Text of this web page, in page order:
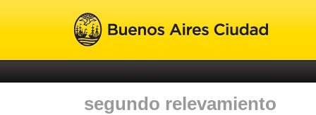
segundo relevamiento